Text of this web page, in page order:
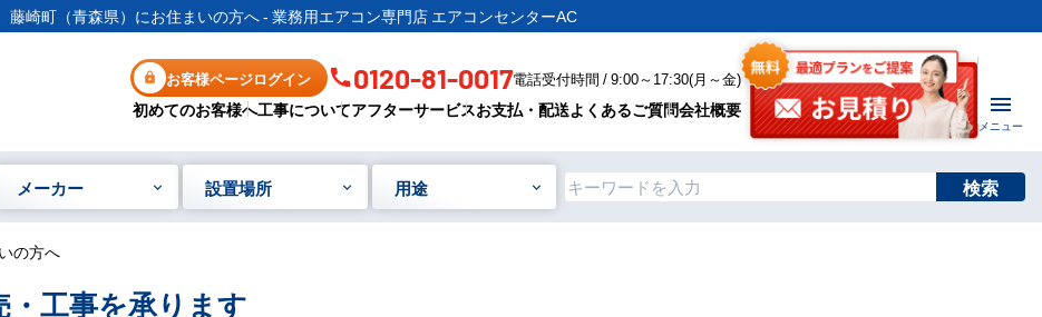
藤崎町（青森県）にお住まいの方へ - 業務用エアコン専門店 エアコンセンターAC
お客様ページログイン 0120-81-0017電話受付時間 / 9:00～17:30(月～金)
初めてのお客様へ工事についてアフターサービスお支払・配送よくあるご質問会社概要
メニュー
メーカー 設置場所 用途 検索
の方へ
工事を承ります